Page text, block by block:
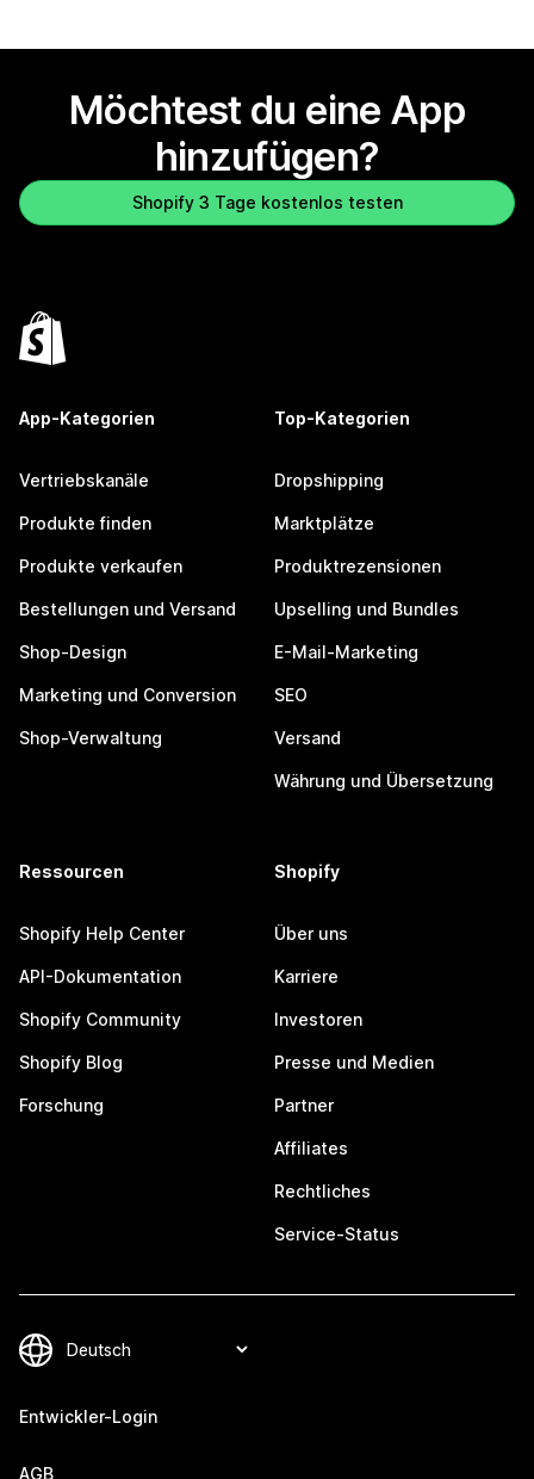
Möchtest du eine App
hinzufügen?
Shopify 3 Tage kostenlos testen
App-Kategorien
Vertriebskanäle
Produkte finden
Produkte verkaufen
Bestellungen und Versand
Shop-Design
Marketing und Conversion
Shop-Verwaltung
Top-Kategorien
Dropshipping
Marktplätze
Produktrezensionen
Upselling und Bundles
E-Mail-Marketing
SEO
Versand
Währung und Übersetzung
Ressourcen
Shopify Help Center
API-Dokumentation
Shopify Community
Shopify Blog
Forschung
Shopify
Über uns
Karriere
Investoren
Presse und Medien
Partner
Affiliates
Rechtliches
Service-Status
Entwickler-Login
AGB